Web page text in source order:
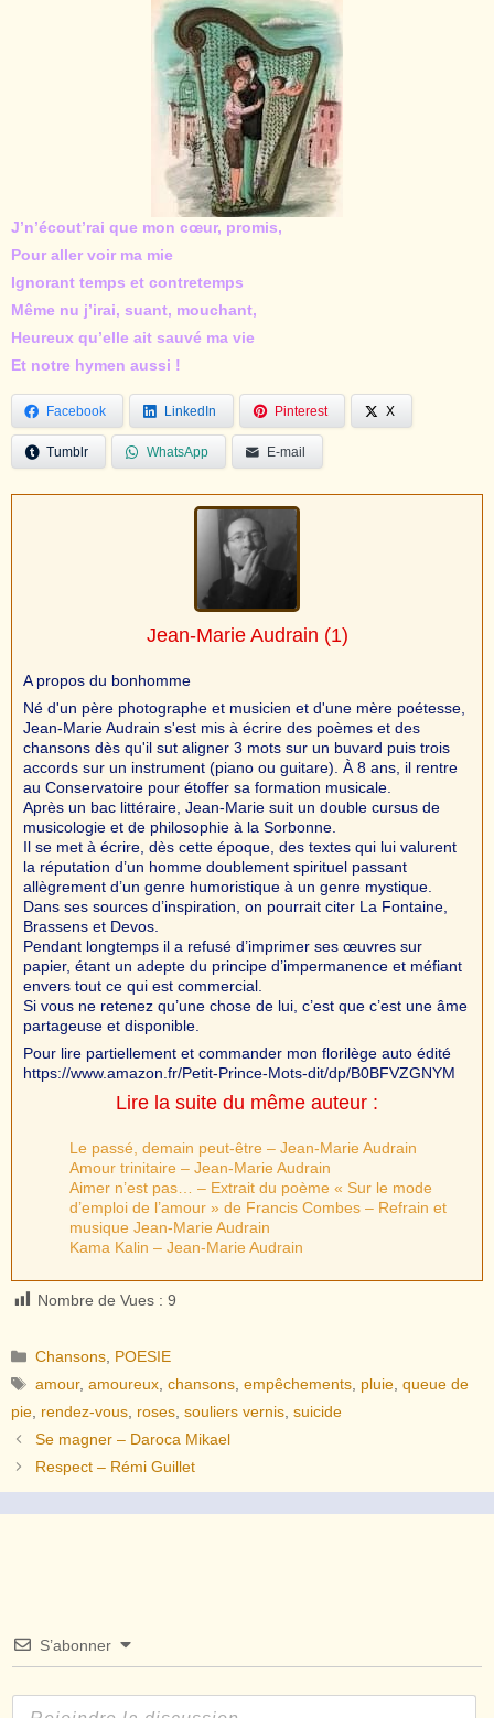
J’n’écout’rai que mon cœur, promis,
Pour aller voir ma mie
Ignorant temps et contretemps
Même nu j’irai, suant, mouchant,
Heureux qu’elle ait sauvé ma vie
Et notre hymen aussi !
Facebook LinkedIn Pinterest X
Tumblr WhatsApp E-mail
Jean-Marie Audrain (1)
A propos du bonhomme
Né d'un père photographe et musicien et d'une mère poétesse,
Jean-Marie Audrain s'est mis à écrire des poèmes et des
chansons dès qu'il sut aligner 3 mots sur un buvard puis trois
accords sur un instrument (piano ou guitare). À 8 ans, il rentre
au Conservatoire pour étoffer sa formation musicale.
Après un bac littéraire, Jean-Marie suit un double cursus de
musicologie et de philosophie à la Sorbonne.
Il se met à écrire, dès cette époque, des textes qui lui valurent
la réputation d’un homme doublement spirituel passant
allègrement d’un genre humoristique à un genre mystique.
Dans ses sources d’inspiration, on pourrait citer La Fontaine,
Brassens et Devos.
Pendant longtemps il a refusé d’imprimer ses œuvres sur
papier, étant un adepte du principe d’impermanence et méfiant
envers tout ce qui est commercial.
Si vous ne retenez qu’une chose de lui, c’est que c’est une âme
partageuse et disponible.
Pour lire partiellement et commander mon florilège auto édité
https://www.amazon.fr/Petit-Prince-Mots-dit/dp/B0BFVZGNYM
Lire la suite du même auteur :
Le passé, demain peut-être – Jean-Marie Audrain
Amour trinitaire – Jean-Marie Audrain
Aimer n’est pas… – Extrait du poème « Sur le mode
d’emploi de l’amour » de Francis Combes – Refrain et
musique Jean-Marie Audrain
Kama Kalin – Jean-Marie Audrain
Nombre de Vues : 9
Catégories
Chansons POESIE
Étiquettes
amour,amoureux ,chansons ,empêchements pluie ,queue de
pie rendez-vous roses souliers vernis suicide
Se magner – Daroca Mikael
Respect – Rémi Guillet
S’abonner